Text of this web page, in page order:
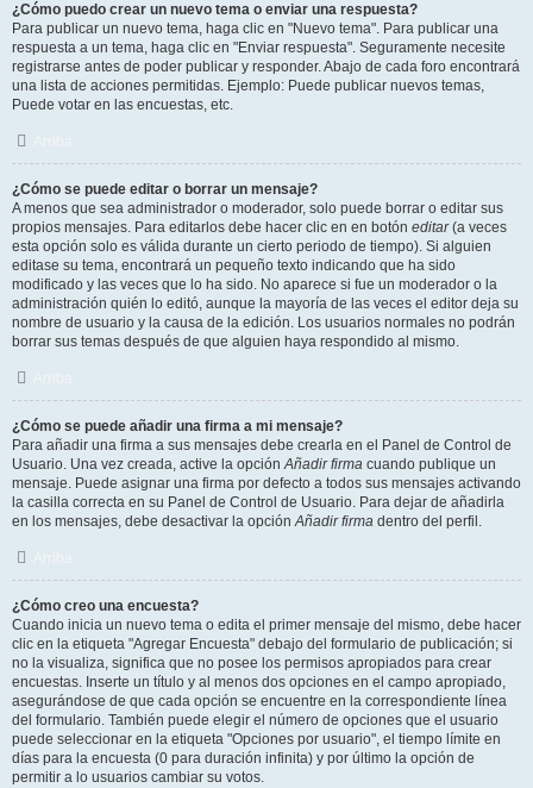
¿Cómo puedo crear un nuevo tema o enviar una respuesta?
Para publicar un nuevo tema, haga clic en "Nuevo tema". Para publicar una
respuesta a un tema, haga clic en "Enviar respuesta". Seguramente necesite
registrarse antes de poder publicar y responder. Abajo de cada foro encontrará
una lista de acciones permitidas. Ejemplo: Puede publicar nuevos temas,
Puede votar en las encuestas, etc.
¿Cómo se puede editar o borrar un mensaje?
A menos que sea administrador o moderador, solo puede borrar o editar sus
propios mensajes. Para editarlos debe hacer clic en en botón editar(a veces
esta opción solo es válida durante un cierto periodo de tiempo). Si alguien
editase su tema, encontrará un pequeño texto indicando que ha sido
modificado y las veces que lo ha sido. No aparece si fue un moderador o la
administración quién lo editó, aunque la mayoría de las veces el editor deja su
nombre de usuario y la causa de la edición. Los usuarios normales no podrán
borrar sus temas después de que alguien haya respondido al mismo.
¿Cómo se puede añadir una firma a mi mensaje?
Para añadir una firma a sus mensajes debe crearla en el Panel de Control de
Usuario. Una vez creada, active la opciónAñadir firma cuando publique un
mensaje. Puede asignar una firma por defecto a todos sus mensajes activando
la casilla correcta en su Panel de Control de Usuario. Para dejar de añadirla
en los mensajes, debe desactivar la opciónAñadir firma dentro del perfil.
¿Cómo creo una encuesta?
Cuando inicia un nuevo tema o edita el primer mensaje del mismo, debe hacer
clic en la etiqueta "Agregar Encuesta" debajo del formulario de publicación; si
no la visualiza, significa que no posee los permisos apropiados para crear
encuestas. Inserte un título y al menos dos opciones en el campo apropiado,
asegurándose de que cada opción se encuentre en la correspondiente línea
del formulario. También puede elegir el número de opciones que el usuario
puede seleccionar en la etiqueta "Opciones por usuario", el tiempo límite en
días para la encuesta (0 para duración infinita) y por último la opción de
permitir a lo usuarios cambiar su votos.